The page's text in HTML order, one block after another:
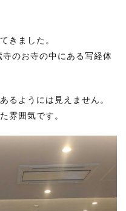
きました。
のお寺の中にある写経体
るようには見えません。
雰囲気です。